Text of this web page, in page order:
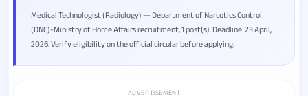
Medical Technologist (Radiology) — Department of Narcotics Control
(DNC)-Ministry of Home Affairs recruitment, 1 post(s). Deadline: 23 April,
2026. Verify eligibility on the official circular before applying.
ADVERTISEMENT